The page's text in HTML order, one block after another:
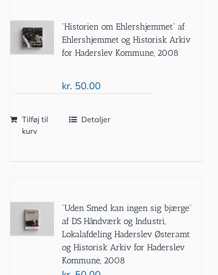
”Historien om Ehlershjemmet” af
Ehlershjemmet og Historisk Arkiv
for Haderslev Kommune, 2008
kr. 50.00
Tilføj til
kurv
Detaljer
”Uden Smed kan ingen sig bjærge”
af DS Håndværk og Industri,
Lokalafdeling Haderslev Østeramt
og Historisk Arkiv for Haderslev
Kommune, 2008